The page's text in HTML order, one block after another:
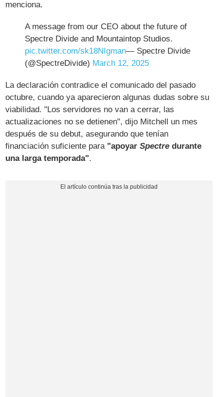
menciona.
A message from our CEO about the future of
Spectre Divide and Mountaintop Studios.
pic.twitter.com/sk18NIgman— Spectre Divide
(@SpectreDivide) March 12, 2025
La declaración contradice el comunicado del pasado
octubre, cuando ya aparecieron algunas dudas sobre su
viabilidad. "Los servidores no van a cerrar, las
actualizaciones no se detienen", dijo Mitchell un mes
después de su debut, asegurando que tenían
financiación suficiente para "apoyarSpectre durante
una larga temporada".